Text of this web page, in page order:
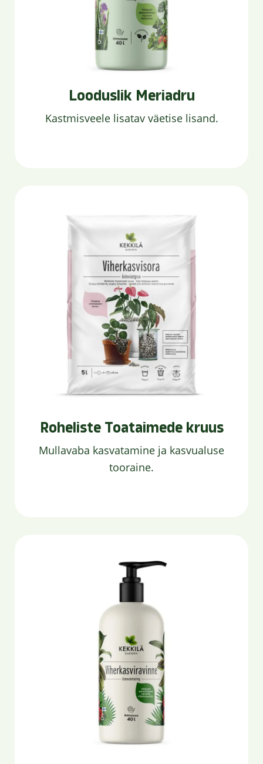
Looduslik Meriadru
Kastmisveele lisatav väetise lisand.
Roheliste Toataimede kruus
Mullavaba kasvatamine ja kasvualuse
tooraine.